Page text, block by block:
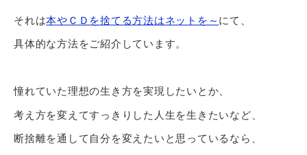
それは本やＣＤを捨てる方法はネットを～ にて、
具体的な方法をご紹介しています。
憧れていた理想の生き方を実現したいとか、
考え方を変えてすっきりした人生を生きたいなど、
断捨離を通して自分を変えたいと思っているなら、